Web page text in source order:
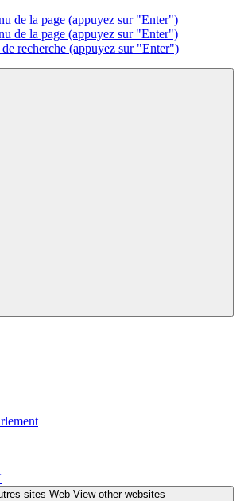
de la page (appuyez sur "Enter")
de la page (appuyez sur "Enter")
recherche (appuyez sur "Enter")
sites Web View other websites